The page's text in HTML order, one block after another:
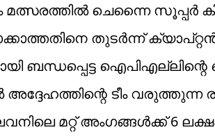
മത്സരത്തിൽ ചെന്നൈ സൂപ്പർ
തുടർന്ന്
ബന്ധപ്പെട്ട ഐപിഎല്ലിന്റെ
ടീം വരുത്തുന്ന
മറ്റ് അംഗങ്ങൾക്ക് 6